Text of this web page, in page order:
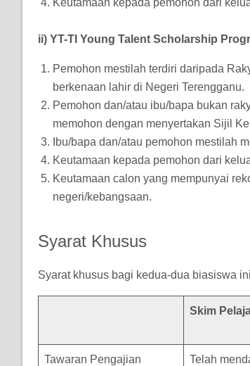
Keutamaan kepada pemohon dari
ii) YT-TI Young Talent Scholarship
Pemohon mestilah terdiri daripada
berkenaan lahir di Negeri Terengganu.
Pemohon dan/atau ibu/bapa bukan
memohon dengan menyertakan Sijil
Ibu/bapa dan/atau pemohon mestilah
Keutamaan kepada pemohon dari
Keutamaan calon yang mempunyai
negeri/kebangsaan.
Syarat Khusus
Syarat khusus bagi kedua-dua biasiswa
Skim
Tawaran Pengajian
Telah